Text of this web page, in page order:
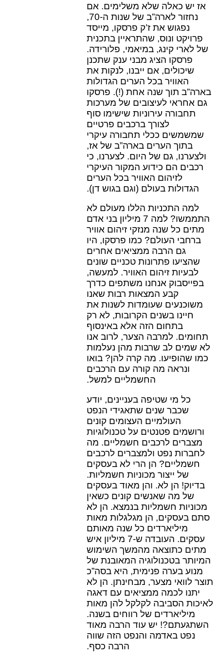
אז יש כאלה שלא משלימים. אם
נחזור לארה”ב של שנות ה-70,
נפגוש את ז’ק פרסקו, מייסד
פרויקט ונוס, שהתראיין בתכנית
של לארי קינג, במיאמי, פלורידה.
פרסקו הציג מבני ענק שתכנן
שיכולים, אם ייבנו, לנקות את
האוויר בכל הערים הגדולות
בארה”ב תוך שנה אחת (!). פרסקו
גם אחראי לעיצובים של מערכות
תחבורה עירוניות שישימו סוף
לצורך ברכבים פרטיים
שמשמשים ככלי תחבורה עיקרי
בתוך הערים בארה”ב של אז,
ולצערנו, גם של היום. לצערנו, כי
רכבים הם כידוע המקור העיקרי
לזיהום האוויר בכל הערים
הגדולות בעולם (וגם בגוש דן).
למה התכניות הללו מעולם לא
התממשו? למה 7 מיליון בני אדם
מתים כל שנה מנזקי זיהום אוויר
ברחבי העולם? כמו פרסקו, היו
גם הרבה ממציאים אחרים
שהציעו פתרונות טכניים שונים
לבעיות זיהום האוויר. למעשה,
בפייסבוק אנחנו משתפים כדרך
קבע המצאות רבות שאנו
משוכנעים שעומדות לשנות את
חיינו בשנים הקרובות, לא רק
בתחום הזה אלא באינסוף
תחומים. למרבה הצער, לרוב אנו
לא שמים לב שרבות מהן נעלמות
כמו שהופיעו. מה קרה להן? בואו
ונראה מה קורה עם הרכבים
החשמליים למשל.
כל מי שטיפה בעניינים, יודע
שכבר שנים שתאגידי הנפט
העולמיים העצומים קונים
ורושמים פטנטים על טכנולוגיות
מצברים לרכבים חשמליים. מה
לחברות נפט ולמצברים לרכבים
חשמליים? הן הרי לא בעסקים
של ייצור מכוניות חשמליות.
בדיוק! הן לא. והן מאוד בעסקים
של מה שאנשים קונים כשאין
מכוניות חשמליות בנמצא. הן לא
סתם בעסקים, הן מגלגלות מאות
מיליארדים כל שנה מאותם
עסקים. העובדה ש-7 מיליון איש
מתים כתוצאה מהמשך השימוש
המיותר בטכנולוגיה המאובנת של
מנוע בערה פנימית, היא בסה”כ
תוצר לוואי מצער, מבחינתן. הן לא
יתנו לכמה ממציאים עם דאגה
לאיכות הסביבה לקלקל להן מאות
מיליארדים של רווחים בשנה.
השתגעתם?! יש עוד הרבה מאוד
נפט באדמה והנפט הזה שווה
הרבה כסף.